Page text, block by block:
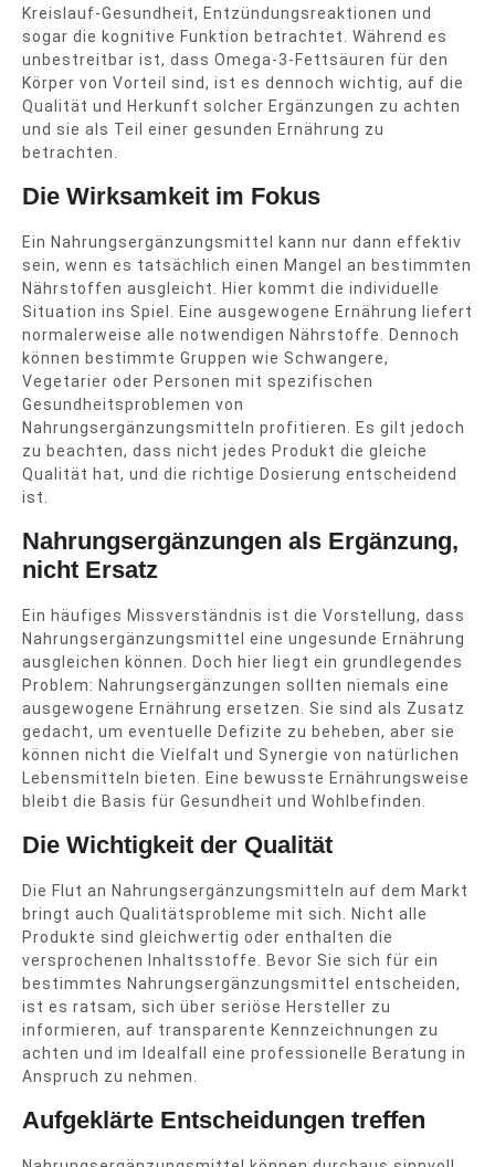
Kreislauf-Gesundheit, Entzündungsreaktionen und
sogar die kognitive Funktion betrachtet. Während es
unbestreitbar ist, dass Omega-3-Fettsäuren für den
Körper von Vorteil sind, ist es dennoch wichtig, auf die
Qualität und Herkunft solcher Ergänzungen zu achten
und sie als Teil einer gesunden Ernährung zu
betrachten.
Die Wirksamkeit im Fokus
Ein Nahrungsergänzungsmittel kann nur dann effektiv
sein, wenn es tatsächlich einen Mangel an bestimmten
Nährstoffen ausgleicht. Hier kommt die individuelle
Situation ins Spiel. Eine ausgewogene Ernährung liefert
normalerweise alle notwendigen Nährstoffe. Dennoch
können bestimmte Gruppen wie Schwangere,
Vegetarier oder Personen mit spezifischen
Gesundheitsproblemen von
Nahrungsergänzungsmitteln profitieren. Es gilt jedoch
zu beachten, dass nicht jedes Produkt die gleiche
Qualität hat, und die richtige Dosierung entscheidend
ist.
Nahrungsergänzungen als Ergänzung,
nicht Ersatz
Ein häufiges Missverständnis ist die Vorstellung, dass
Nahrungsergänzungsmittel eine ungesunde Ernährung
ausgleichen können. Doch hier liegt ein grundlegendes
Problem: Nahrungsergänzungen sollten niemals eine
ausgewogene Ernährung ersetzen. Sie sind als Zusatz
gedacht, um eventuelle Defizite zu beheben, aber sie
können nicht die Vielfalt und Synergie von natürlichen
Lebensmitteln bieten. Eine bewusste Ernährungsweise
bleibt die Basis für Gesundheit und Wohlbefinden.
Die Wichtigkeit der Qualität
Die Flut an Nahrungsergänzungsmitteln auf dem Markt
bringt auch Qualitätsprobleme mit sich. Nicht alle
Produkte sind gleichwertig oder enthalten die
versprochenen Inhaltsstoffe. Bevor Sie sich für ein
bestimmtes Nahrungsergänzungsmittel entscheiden,
ist es ratsam, sich über seriöse Hersteller zu
informieren, auf transparente Kennzeichnungen zu
achten und im Idealfall eine professionelle Beratung in
Anspruch zu nehmen.
Aufgeklärte Entscheidungen treffen